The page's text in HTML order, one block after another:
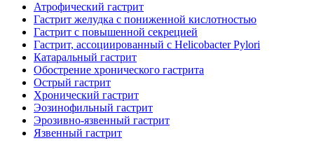
Атрофический гастрит
Гастрит желудка с пониженной кислотностью
Гастрит с повышенной секрецией
Гастрит, ассоциированный с Helicobacter Pylori
Катаральный гастрит
Обострение хронического гастрита
Острый гастрит
Хронический гастрит
Эозинофильный гастрит
Эрозивно-язвенный гастрит
Язвенный гастрит